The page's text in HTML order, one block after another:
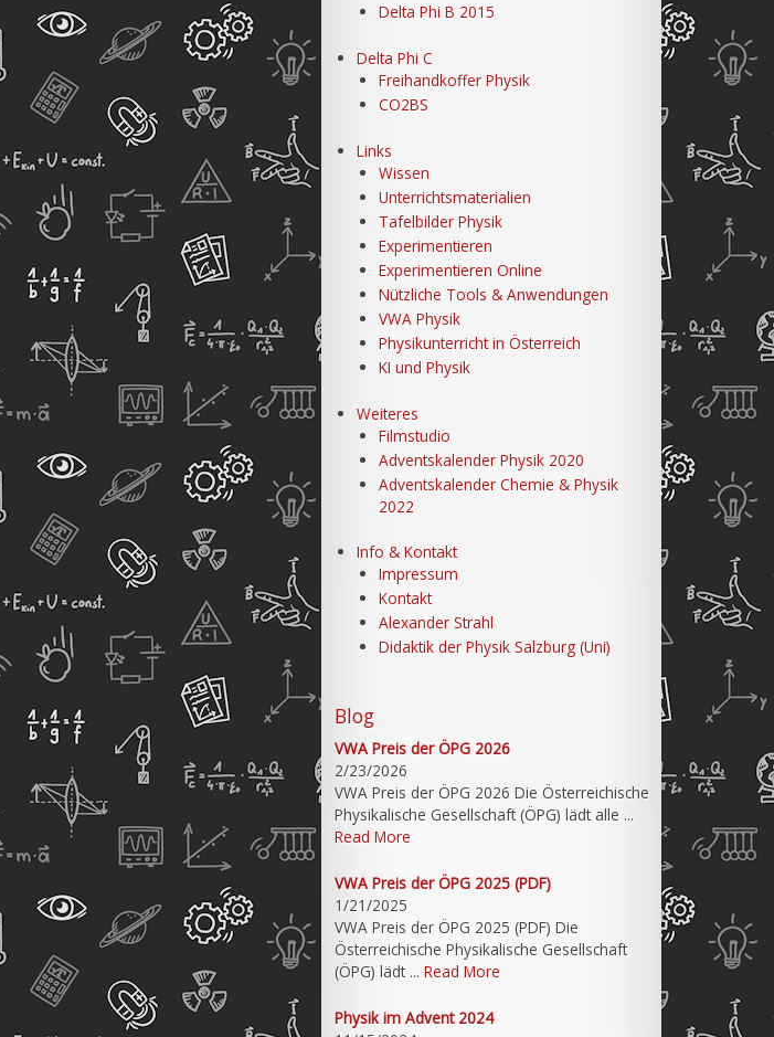
Delta Phi B 2015
Delta Phi C
Freihandkoffer Physik
CO2BS
Links
Wissen
Unterrichtsmaterialien
Tafelbilder Physik
Experimentieren
Experimentieren Online
Nützliche Tools & Anwendungen
VWA Physik
Physikunterricht in Österreich
KI und Physik
Weiteres
Filmstudio
Adventskalender Physik 2020
Adventskalender Chemie & Physik
2022
Info & Kontakt
Impressum
Kontakt
Alexander Strahl
Didaktik der Physik Salzburg (Uni)
Blog
VWA Preis der ÖPG 2026
2/23/2026
VWA Preis der ÖPG 2026 Die Österreichische
Physikalische Gesellschaft (ÖPG) lädt alle ...
Read More
VWA Preis der ÖPG 2025 (PDF)
1/21/2025
VWA Preis der ÖPG 2025 (PDF) Die
Österreichische Physikalische Gesellschaft
(ÖPG) lädt ... Read More
Physik im Advent 2024